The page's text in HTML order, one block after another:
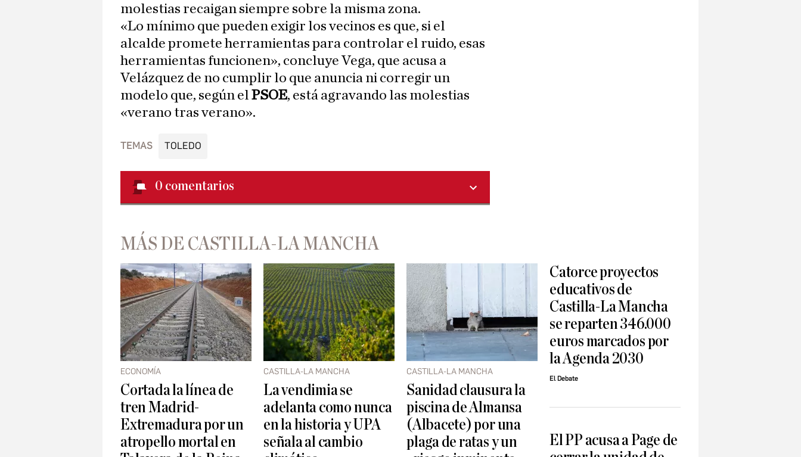
molestias recaigan siempre sobre la misma zona.
«Lo mínimo que pueden exigir los vecinos es que, si el
alcalde promete herramientas para controlar el ruido, esas
herramientas funcionen», concluye Vega, que acusa a
Velázquez de no cumplir lo que anuncia ni corregir un
modelo que, según el PSOE, está agravando las molestias
«verano tras verano».
TEMAS TOLEDO
0 comentarios
MÁS DE CASTILLA-LA MANCHA
ECONOMÍA
Cortada la línea de
tren Madrid-
Extremadura por un
atropello mortal en
CASTILLA-LA MANCHA
La vendimia se
adelanta como nunca
en la historia y UPA
señala al cambio
CASTILLA-LA MANCHA
Sanidad clausura la
piscina de Almansa
(Albacete) por una
plaga de ratas y un
Catorce proyectos
educativos de
Castilla-La Mancha
se reparten 346.000
euros marcados por
la Agenda 2030
El Debate
El PP acusa a Page de